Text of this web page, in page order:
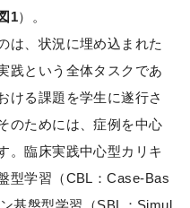
図1）。
は、状況に埋め込まれた
践という全体タスクであ
ける課題を学生に遂行さ
のためには、症例を中心
。臨床実践中心型カリキ
型学習（CBL：Case-Bas